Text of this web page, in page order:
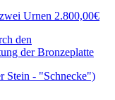
Urnen 2.800,00€
den
der Bronzeplatte
Stein - "Schnecke")